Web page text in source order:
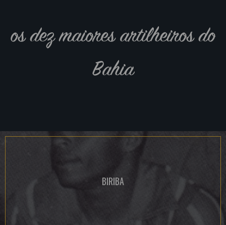
os dez maiores artilheiros do
Bahia
BIRIBA